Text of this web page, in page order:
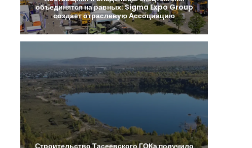
объединятсянаравных:SigmaExpoGroup
создаетотраслевуюАссоциацию
СтроительствоТасеевскогоГОКаполучило